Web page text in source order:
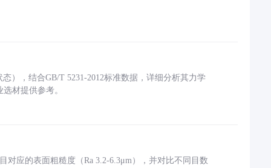
），结合GB/T 5231-2012标准数据，详细分析其力学
材提供参考。
应的表面粗糙度（Ra 3.2-6.3μm），并对比不同目数